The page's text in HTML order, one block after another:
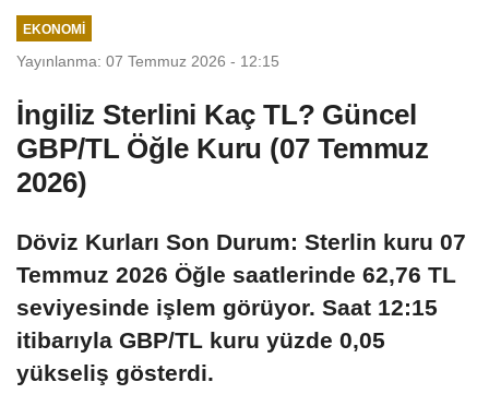
EKONOMI
Yayınlanma: 07 Temmuz 2026 - 12:15
İngiliz Sterlini Kaç TL? Güncel
GBP/TL Öğle Kuru (07 Temmuz
2026)
Döviz Kurları Son Durum: Sterlin kuru 07
Temmuz 2026 Öğle saatlerinde 62,76 TL
seviyesinde işlem görüyor. Saat 12:15
itibarıyla GBP/TL kuru yüzde 0,05
yükseliş gösterdi.